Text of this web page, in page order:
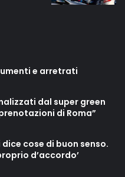
e arretrati
dal super green
di Roma”
cose di buon senso.
d’accordo’